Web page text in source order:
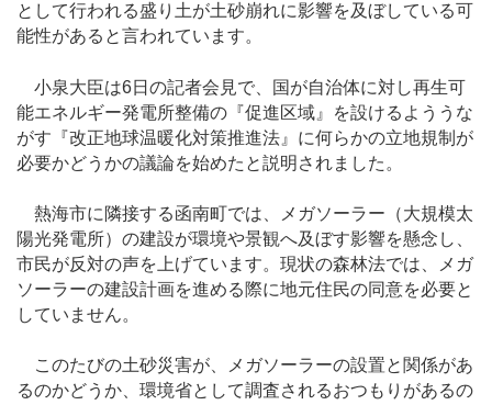
として行われる盛り土が土砂崩れに影響を及ぼしている可
能性があると言われています。
小泉大臣は6日の記者会見で、国が自治体に対し再生可
能エネルギー発電所整備の『促進区域』を設けるよううな
がす『改正地球温暖化対策推進法』に何らかの立地規制が
必要かどうかの議論を始めたと説明されました。
熱海市に隣接する函南町では、メガソーラー（大規模太
陽光発電所）の建設が環境や景観へ及ぼす影響を懸念し、
市民が反対の声を上げています。現状の森林法では、メガ
ソーラーの建設計画を進める際に地元住民の同意を必要と
していません。
このたびの土砂災害が、メガソーラーの設置と関係があ
るのかどうか、環境省として調査されるおつもりがあるの